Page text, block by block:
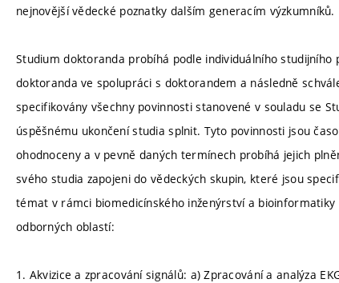
nejnovější vědecké poznatky dalším generacím výzkumníků.
Studium doktoranda probíhá podle individuálního
doktoranda ve spolupráci s doktorandem a následně
specifikovány všechny povinnosti stanovené v souladu se
úspěšnému ukončení studia splnit. Tyto povinnosti jsou
ohodnoceny a v pevně daných termínech probíhá jejich
svého studia zapojeni do vědeckých skupin, které jsou
témat v rámci biomedicínského inženýrství a
odborných oblastí:
1. Akvizice a zpracování signálů: a) Zpracování a analýza